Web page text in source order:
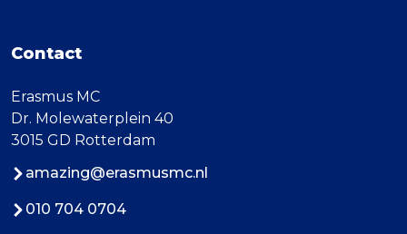
Contact
Erasmus MC
Dr. Molewaterplein 40
3015 GD Rotterdam
amazing@erasmusmc.nl
010 704 0704